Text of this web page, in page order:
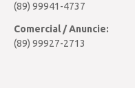
(89) 99941-4737
Comercial / Anuncie:
(89) 99927-2713